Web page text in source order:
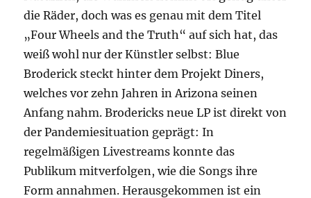
die Räder, doch was es genau mit dem Titel
„Four Wheels and the Truth“ auf sich hat, das
weiß wohl nur der Künstler selbst: Blue
Broderick steckt hinter dem Projekt Diners,
welches vor zehn Jahren in Arizona seinen
Anfang nahm. Brodericks neue LP ist direkt von
der Pandemiesituation geprägt: In
regelmäßigen Livestreams konnte das
Publikum mitverfolgen, wie die Songs ihre
Form annahmen. Herausgekommen ist ein